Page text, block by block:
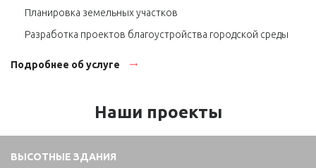
Планировка земельных участков
Разработка проектов благоустройства городской среды
Подробнее об услуге
Наши проекты
ВЫСОТНЫЕ ЗДАНИЯ